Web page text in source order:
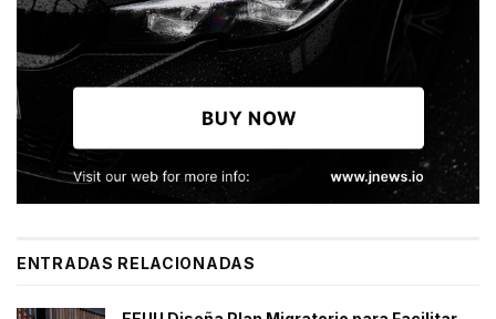
ENTRADAS RELACIONADAS